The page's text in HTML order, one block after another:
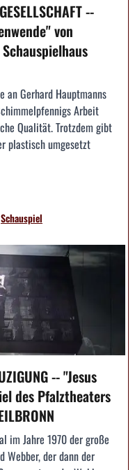
--
von
an Gerhard Hauptmanns
Arbeit
Qualität. Trotzdem gibt
plastisch umgesetzt
Schauspiel
-- "Jesus
des Pfalztheaters
im Jahre 1970 der große
Webber, der dann der